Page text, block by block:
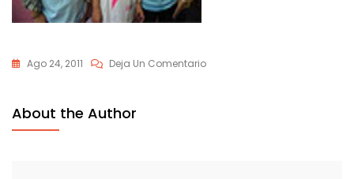
Ago 24, 2011 Deja Un ComentarioEn
About the Author